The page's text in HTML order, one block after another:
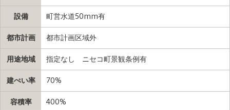
設備 町営水道50mm有
都市計画 都市計画区域外
用途地域 指定なし ニセコ町景観条例有
建ぺい率 70%
容積率 400%